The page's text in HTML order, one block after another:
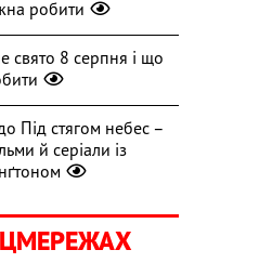
робити
свято 8 серпня і що
Під стягом небес –
й серіали із